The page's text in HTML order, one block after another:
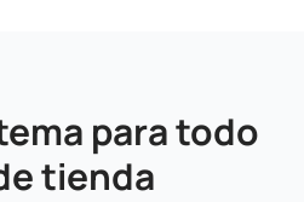
para todo
tienda